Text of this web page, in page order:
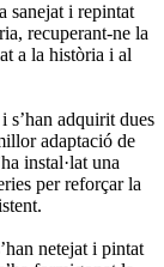
sanejat i repintat
recuperant-ne la
a la història i al
s’han adquirit dues
adaptació de
instal·lat una
per reforçar la
netejat i pintat